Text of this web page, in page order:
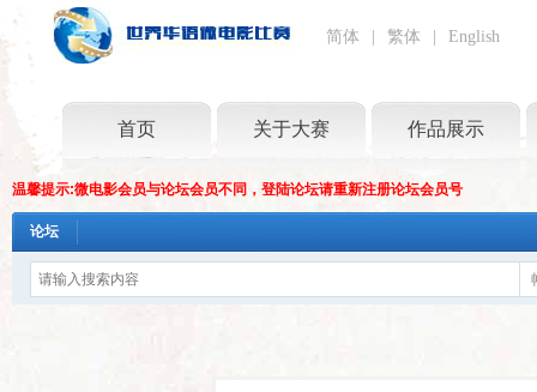
简体 繁体 English
首页 关于大赛 作品展示
温馨提示:微电影会员与论坛会员不同，登陆论坛请重新注册论坛会员号
论坛